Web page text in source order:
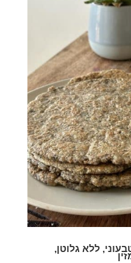
ללא גלוטן,